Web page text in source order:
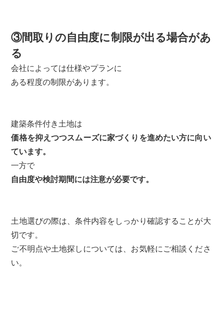
③間取りの自由度に制限が出る場合があ
る
会社によっては仕様やプランに
ある程度の制限があります。
建築条件付き土地は
価格を抑えつつスムーズに家づくりを進めたい方に向い
ています。
一方で
自由度や検討期間には注意が必要です。
土地選びの際は、条件内容をしっかり確認することが大
切です。
ご不明点や土地探しについては、お気軽にご相談くださ
い。